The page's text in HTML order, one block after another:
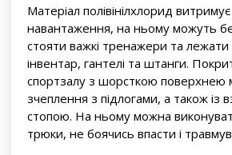
Матеріал полівінілхлорид витримує
навантаження, на ньому можуть
стояти важкі тренажери та
інвентар, гантелі та штанги.
спортзалу з шорсткою поверхнею
зчеплення з підлогами, а також із
стопою. На ньому можна виконувати
трюки, не боячись впасти і